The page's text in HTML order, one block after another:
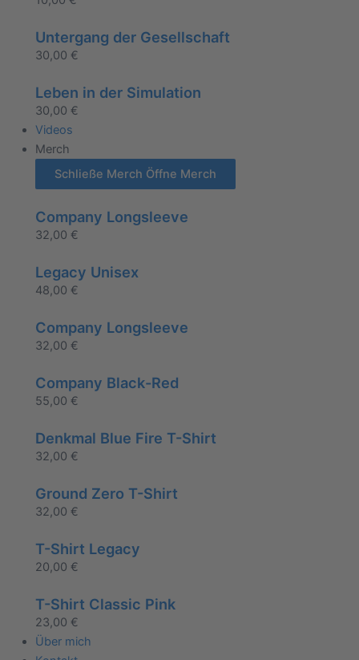
Untergang der Gesellschaft
30,00 €
Leben in der Simulation
30,00 €
Videos
Merch
Schließe Merch Öffne Merch
Company Longsleeve
32,00 €
Legacy Unisex
48,00 €
Company Longsleeve
32,00 €
Company Black-Red
55,00 €
Denkmal Blue Fire T-Shirt
32,00 €
Ground Zero T-Shirt
32,00 €
T-Shirt Legacy
20,00 €
T-Shirt Classic Pink
23,00 €
Über mich